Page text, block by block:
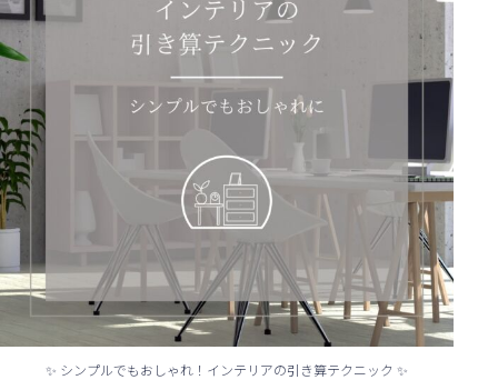
✨ シンプルでもおしゃれ！インテリアの引き算テクニック ✨